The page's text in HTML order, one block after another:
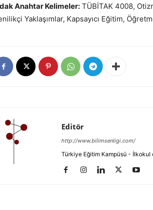
Anahtar Kelimeler: TÜBİTAK 4008,
Yaklaşımlar, Kapsayıcı Eğitim,
Editör
http://www.bilimsenligi.com/
Türkiye Eğitim Kampüsü -